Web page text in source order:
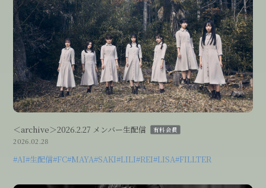
＜archive＞2026.2.27 メンバー生配信 有料会員
2026.02.28
#AI#生配信#FC#MAYA#SAKI#LILI#REI#LISA#FILLTER